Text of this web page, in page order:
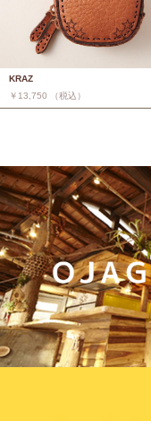
KRAZ
￥13,750 （税込）